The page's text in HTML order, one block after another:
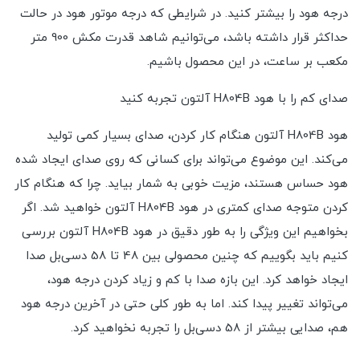
درجه هود را بیشتر کنید. در شرایطی که درجه موتور هود در حالت
حداکثر قرار داشته باشد، می‌توانیم شاهد قدرت مکش 900 متر
مکعب بر ساعت، در این محصول باشیم.
صدای کم را با هود H804B آلتون تجربه کنید
هود H804B آلتون هنگام کار کردن، صدای بسیار کمی تولید
می‌کند. این موضوع می‌تواند برای کسانی که روی صدای ایجاد شده
هود حساس هستند، مزیت خوبی به شمار بیاید. چرا که هنگام کار
کردن متوجه صدای کمتری در هود H804B آلتون خواهید شد. اگر
بخواهیم این ویژگی را به طور دقیق در هود H804B آلتون بررسی
کنیم باید بگوییم که چنین محصولی بین 48 تا 58 دسی‌بل صدا
ایجاد خواهد کرد. این بازه صدا با کم و زیاد کردن درجه هود،
می‌تواند تغییر پیدا کند. اما به طور کلی حتی در آخرین درجه هود
هم، صدایی بیشتر از 58 دسی‌بل را تجربه نخواهید کرد.